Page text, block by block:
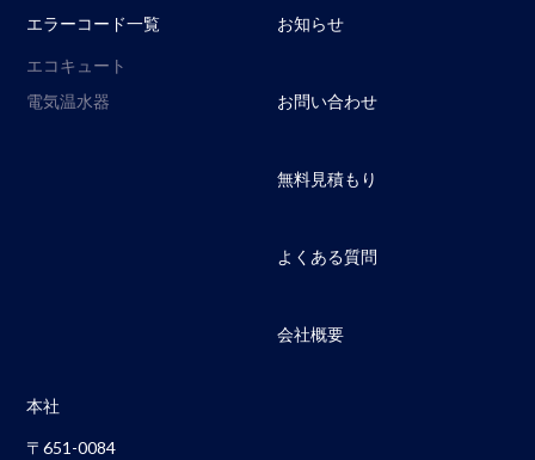
エラーコード一覧
エコキュート
電気温水器
お知らせ
お問い合わせ
無料見積もり
よくある質問
会社概要
本社
〒651-0084